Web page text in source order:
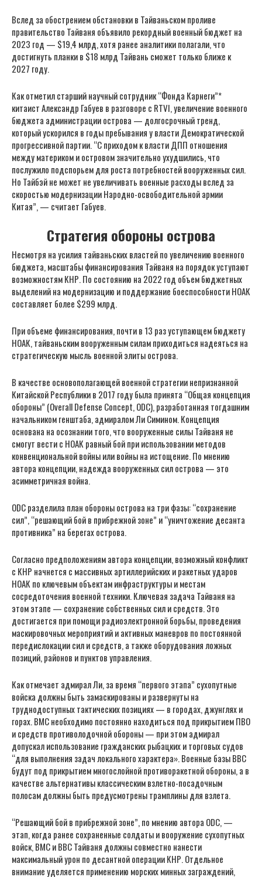
Вслед за обострением обстановки в Тайваньском проливе
правительство Тайваня объявило рекордный военный бюджет на
2023 год — $19,4 млрд, хотя ранее аналитики полагали, что
достигнуть планки в $18 млрд Тайвань сможет только ближе к
2027 году.
Как отметил старший научный сотрудник “Фонда Карнеги”*
китаист Александр Габуев в разговоре с RTVI, увеличение военного
бюджета администрации острова — долгосрочный тренд,
который ускорился в годы пребывания у власти Демократической
прогрессивной партии. “С приходом к власти ДПП отношения
между материком и островом значительно ухудшились, что
послужило подспорьем для роста потребностей вооруженных сил.
Но Тайбэй не может не увеличивать военные расходы вслед за
скоростью модернизации Народно-освободительной армии
Китая”, — считает Габуев.
Стратегия обороны острова
Несмотря на усилия тайваньских властей по увеличению военного
бюджета, масштабы финансирования Тайваня на порядок уступают
возможностям КНР. По состоянию на 2022 год объем бюджетных
выделений на модернизацию и поддержание боеспособности НОАК
составляет более $299 млрд.
При объеме финансирования, почти в 13 раз уступающем бюджету
НОАК, тайваньским вооруженным силам приходиться надеяться на
стратегическую мысль военной элиты острова.
В качестве основополагающей военной стратегии непризнанной
Китайской Республики в 2017 году была принята “Общая концепция
обороны” (Overall Defense Concept, ODC), разработанная тогдашним
начальником генштаба, адмиралом Ли Симином. Концепция
основана на осознании того, что вооруженные силы Тайваня не
смогут вести с НОАК равный бой при использовании методов
конвенциональной войны или войны на истощение. По мнению
автора концепции, надежда вооруженных сил острова — это
асимметричная война.
ODC разделила план обороны острова на три фазы: “сохранение
сил”, “решающий бой в прибрежной зоне” и “уничтожение десанта
противника” на берегах острова.
Согласно предположениям автора концепции, возможный конфликт
с КНР начнется с массивных артиллерийских и ракетных ударов
НОАК по ключевым объектам инфраструктуры и местам
сосредоточения военной техники. Ключевая задача Тайваня на
этом этапе — сохранение собственных сил и средств. Это
достигается при помощи радиоэлектронной борьбы, проведения
маскировочных мероприятий и активных маневров по постоянной
передислокации сил и средств, а также оборудования ложных
позиций, районов и пунктов управления.
Как отмечает адмирал Ли, за время “первого этапа” сухопутные
войска должны быть замаскированы и развернуты на
труднодоступных тактических позициях — в городах, джунглях и
горах. ВМС необходимо постоянно находиться под прикрытием ПВО
и средств противолодочной обороны — при этом адмирал
допускал использование гражданских рыбацких и торговых судов
“для выполнения задач локального характера». Военные базы ВВС
будут под прикрытием многослойной противоракетной обороны, а в
качестве альтернативы классическим взлетно-посадочным
полосам должны быть предусмотрены трамплины для взлета.
“Решающий бой в прибрежной зоне”, по мнению автора ODC, —
этап, когда ранее сохраненные солдаты и вооружение сухопутных
войск, ВМС и ВВС Тайваня должны совместно нанести
максимальный урон по десантной операции КНР. Отдельное
внимание уделяется применению морских минных заграждений,